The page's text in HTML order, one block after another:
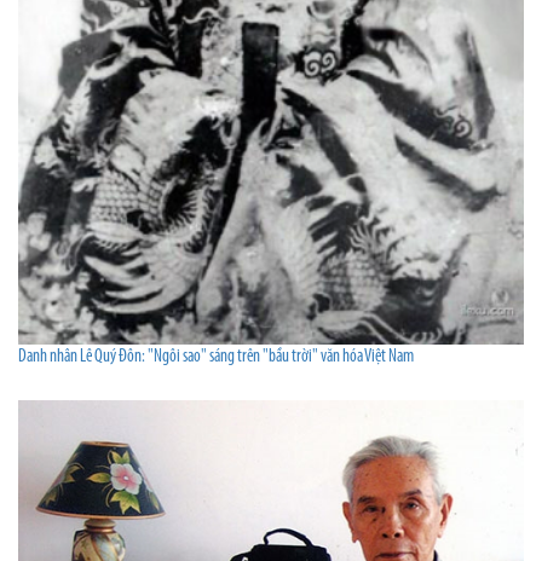
Danh nhân Lê Quý Đôn: "Ngôi sao" sáng trên "bầu trời" văn hóa Việt Nam